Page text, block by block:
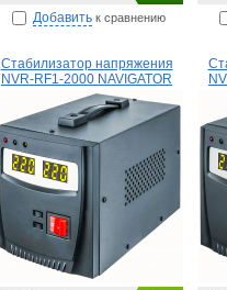
Добавить к сравнению
Стабилизатор напряжения
NVR-RF1-2000 NAVIGATOR